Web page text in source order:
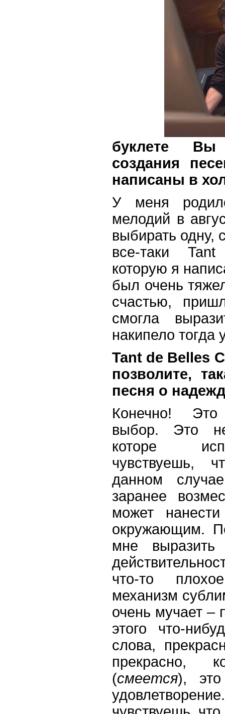
буклете Вы
создания
написаны в
У меня
мелодий в
выбирать
все-таки
которую я
был очень
счастью,
смогла
накипело тогда
Tant de Belles
позволите,
песня о
Конечно!
выбор. Это
которе
чувствуешь,
данном
заранее
может
окружающим.
мне
что-то
механизм
очень мучает –
этого что-
слова,
прекрасно,
(смеется), это